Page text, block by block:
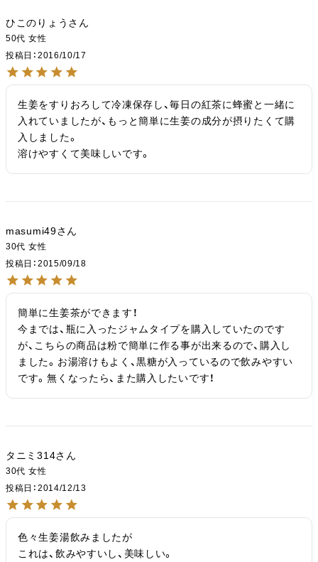
ひこのりょう
50代 女性
投稿日
2016/10/17
生姜をすりおろして冷凍保存し、毎日の紅茶に蜂蜜と一緒に
入れていましたが、もっと簡単に生姜の成分が摂りたくて購
入しました。
溶けやすくて美味しいです。
masumi49
30代 女性
投稿日
2015/09/18
簡単に生姜茶ができます！
今までは、瓶に入ったジャムタイプを購入していたのです
が、こちらの商品は粉で簡単に作る事が出来るので、購入し
ました。お湯溶けもよく、黒糖が入っているので飲みやすい
です。無くなったら、また購入したいです！
タニミ314
30代 女性
投稿日
2014/12/13
色々生姜湯飲みましたが
これは、飲みやすいし、美味しい。